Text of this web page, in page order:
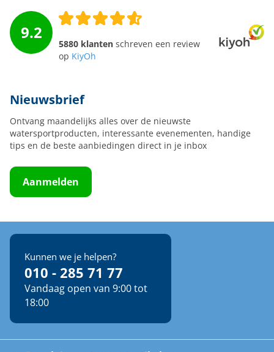
9.2
5880 klanten schreven een review
op KiyOh
Nieuwsbrief
Ontvang maandelijks alles over de nieuwste
watersportproducten, interessante evenementen, handige
tips en de beste aanbiedingen direct in je inbox
Aanmelden
Kunnen we je helpen?
010 - 285 71 77
Vandaag open van 9:00 tot
18:00